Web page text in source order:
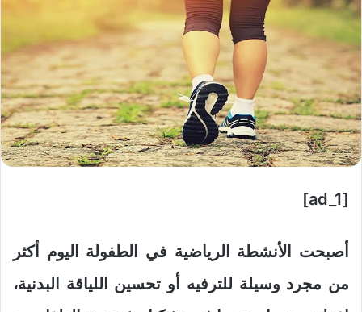
[ad_1]
أصبحت الأنشطة الرياضية في الطفولة اليوم أكثر
من مجرد وسيلة للترفيه أو تحسين اللياقة البدنية،